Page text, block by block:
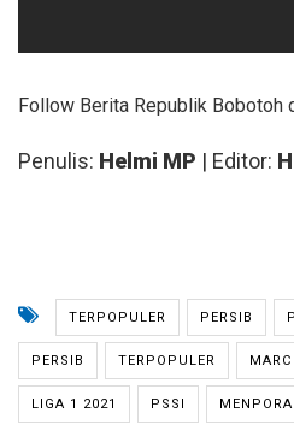
Follow Berita Republik Bobotoh
Penulis: Helmi MP | Editor:
TERPOPULER PERSIB
PERSIB TERPOPULER
LIGA 1 2021 PSSI MENPORA